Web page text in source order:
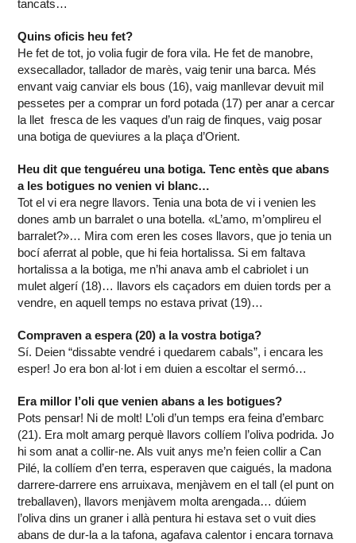
tancats…
Quins oficis heu fet?
He fet de tot, jo volia fugir de fora vila. He fet de manobre,
exsecallador, tallador de marès, vaig tenir una barca. Més
envant vaig canviar els bous (16), vaig manllevar devuit mil
pessetes per a comprar un ford potada (17) per anar a cercar
la llet fresca de les vaques d’un raig de finques, vaig posar
una botiga de queviures a la plaça d’Orient.
Heu dit que tenguéreu una botiga. Tenc entès que abans
a les botigues no venien vi blanc…
Tot el vi era negre llavors. Tenia una bota de vi i venien les
dones amb un barralet o una botella. «L’amo, m’omplireu el
barralet?»… Mira com eren les coses llavors, que jo tenia un
bocí aferrat al poble, que hi feia hortalissa. Si em faltava
hortalissa a la botiga, me n’hi anava amb el cabriolet i un
mulet algerí (18)… llavors els caçadors em duien tords per a
vendre, en aquell temps no estava privat (19)…
Compraven a espera (20) a la vostra botiga?
Sí. Deien “dissabte vendré i quedarem cabals”, i encara les
esper! Jo era bon al·lot i em duien a escoltar el sermó…
Era millor l’oli que venien abans a les botigues?
Pots pensar! Ni de molt! L’oli d’un temps era feina d’embarc
(21). Era molt amarg perquè llavors collíem l’oliva podrida. Jo
hi som anat a collir-ne. Als vuit anys me’n feien collir a Can
Pilé, la collíem d’en terra, esperaven que caigués, la madona
darrere-darrere ens arruixava, menjàvem en el tall (el punt on
treballaven), llavors menjàvem molta arengada… dúiem
l’oliva dins un graner i allà pentura hi estava set o vuit dies
abans de dur-la a la tafona, agafava calentor i encara tornava